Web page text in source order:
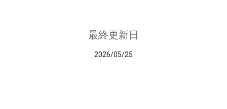
最終更新日
2026/05/25